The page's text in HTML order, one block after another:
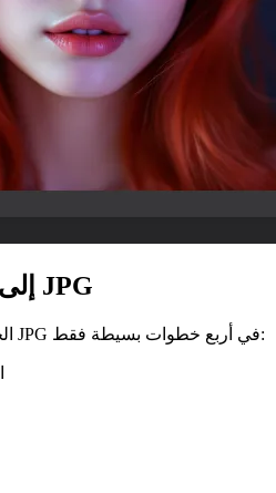
كيفية تحويل WebP إلى JPG
حول صور WebP الخاصة بك إلى JPG في أربع خطوات بسيطة فقط: